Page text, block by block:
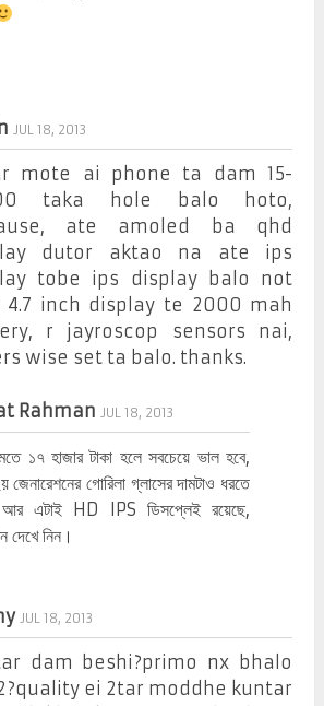
JUL 18, 2013
mote ai phone ta dam 15-
taka hole balo hoto,
ate amoled ba qhd
dutor aktao na ate ips
tobe ips display balo not
4.7 inch display te 2000 mah
r jayroscop sensors nai,
wise set ta balo. thanks.
Rahman JUL 18, 2013
১৭ হাজার টাকা হলে সবচেয়ে ভাল হবে,
জেনারেশনের গোরিলা গ্লাসের দামটাও ধরতে
এটাই HD IPS ডিসপ্লেই রয়েছে,
দেখে নিন।
JUL 18, 2013
dam beshi?primo nx bhalo
ei 2tar moddhe kuntar